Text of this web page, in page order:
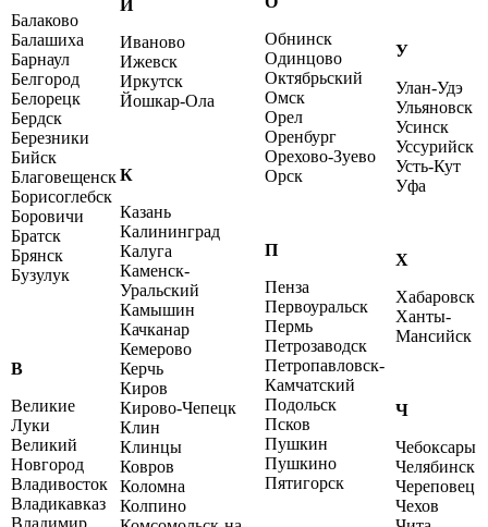
Балаково
Балашиха
Барнаул
Белгород
Белорецк
Бердск
Березники
Бийск
Благовещенск
Борисоглебск
Боровичи
Братск
Брянск
Бузулук
В
Великие
Луки
Великий
Новгород
Владивосток
Владикавказ
Владимир
И
Иваново
Ижевск
Иркутск
Йошкар-Ола
К
Казань
Калининград
Калуга
Каменск-
Уральский
Камышин
Качканар
Кемерово
Керчь
Киров
Кирово-Чепецк
Клин
Клинцы
Ковров
Коломна
Колпино
Обнинск
Одинцово
Октябрьский
Омск
Орел
Оренбург
Орехово-Зуево
Орск
П
Пенза
Первоуральск
Пермь
Петрозаводск
Петропавловск-
Камчатский
Подольск
Псков
Пушкин
Пушкино
Пятигорск
У
Улан-Удэ
Ульяновск
Усинск
Уссурийск
Усть-Кут
Уфа
Х
Хабаровск
Ханты-
Мансийск
Ч
Чебоксары
Челябинск
Череповец
Чехов